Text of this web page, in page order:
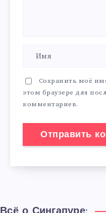
Сохранить моё
этом браузере для
комментариев.